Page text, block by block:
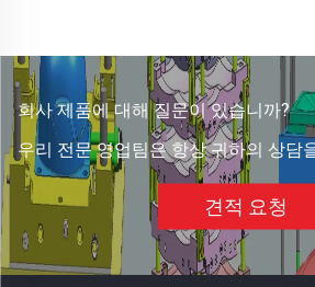
회사 제품에 대해 질문이 있습니까?
우리 전문 영업팀은 항상 귀하의 상담
견적 요청